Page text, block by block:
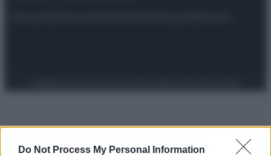
Do Not Process My Personal Information